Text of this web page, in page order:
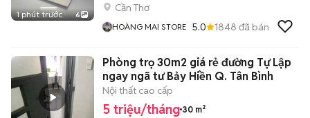
1 phút trước 6
Cần Thơ
HOÀNG MAI STORE 5.0 1848 đã bán
Phòng trọ 30m2 giá rẻ đường Tự Lập
ngay ngã tư Bảy Hiền Q. Tân Bình
Nội thất cao cấp
5 triệu/tháng 30 m²